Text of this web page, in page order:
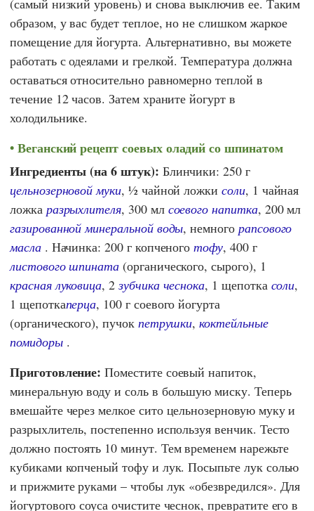
(самый низкий уровень) и снова выключив ее. Таким
образом, у вас будет теплое, но не слишком жаркое
помещение для йогурта. Альтернативно, вы можете
работать с одеялами и грелкой. Температура должна
оставаться относительно равномерно теплой в
течение 12 часов. Затем храните йогурт в
холодильнике.
Веганский рецепт соевых оладий со шпинатом
Ингредиенты (на 6 штук): Блинчики: 250 г
цельнозерновой муки, ½ чайной ложкисоли, 1 чайная
ложка разрыхлителя, 300 мл соевого напитка, 200 мл
газированной минеральной воды, немного рапсового
масла. Начинка: 200 г копченого тофу, 400 г
листового шпината (органического, сырого), 1
красная луковица, 2зубчика чеснока, 1 щепотка соли,
1 щепоткаперца, 100 г соевого йогурта
(органического), пучок петрушки,коктейльные
помидоры.
Приготовление: Поместите соевый напиток,
минеральную воду и соль в большую миску. Теперь
вмешайте через мелкое сито цельнозерновую муку и
разрыхлитель, постепенно используя венчик. Тесто
должно постоять 10 минут. Тем временем нарежьте
кубиками копченый тофу и лук. Посыпьте лук солью
и прижмите руками – чтобы лук «обезвредился». Для
йогуртового соуса очистите чеснок, превратите его в